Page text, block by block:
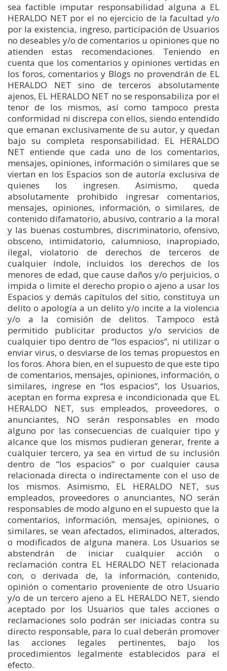
sea factible imputar responsabilidad alguna a EL
HERALDO NET por el no ejercicio de la facultad y/o
por la existencia, ingreso, participación de Usuarios
no deseables y/o de comentarios u opiniones que no
atienden estas recomendaciones. Teniendo en
cuenta que los comentarios y opiniones vertidas en
los foros, comentarios y Blogs no provendrán de EL
HERALDO NET sino de terceros absolutamente
ajenos, EL HERALDO NET no se responsabiliza por el
tenor de los mismos, así como tampoco presta
conformidad ni discrepa con ellos, siendo entendido
que emanan exclusivamente de su autor, y quedan
bajo su completa responsabilidad. EL HERALDO
NET entiende que cada uno de los comentarios,
mensajes, opiniones, información o similares que se
viertan en los Espacios son de autoría exclusiva de
quienes los ingresen. Asimismo, queda
absolutamente prohibido ingresar comentarios,
mensajes, opiniones, información, o similares, de
contenido difamatorio, abusivo, contrario a la moral
y las buenas costumbres, discriminatorio, ofensivo,
obsceno, intimidatorio, calumnioso, inapropiado,
ilegal, violatorio de derechos de terceros de
cualquier índole, incluidos los derechos de los
menores de edad, que cause daños y/o perjuicios, o
impida o limite el derecho propio o ajeno a usar los
Espacios y demás capítulos del sitio, constituya un
delito o apología a un delito y/o incite a la violencia
y/o a la comisión de delitos. Tampoco está
permitido publicitar productos y/o servicios de
cualquier tipo dentro de “los espacios”, ni utilizar o
enviar virus, o desviarse de los temas propuestos en
los foros. Ahora bien, en el supuesto de que este tipo
de comentarios, mensajes, opiniones, información, o
similares, ingrese en “los espacios”, los Usuarios,
aceptan en forma expresa e incondicionada que EL
HERALDO NET, sus empleados, proveedores, o
anunciantes, NO serán responsables en modo
alguno por las consecuencias de cualquier tipo y
alcance que los mismos pudieran generar, frente a
cualquier tercero, ya sea en virtud de su inclusión
dentro de “los espacios” o por cualquier causa
relacionada directa o indirectamente con el uso de
los mismos. Asimismo, EL HERALDO NET, sus
empleados, proveedores o anunciantes, NO serán
responsables de modo alguno en el supuesto que la
comentarios, información, mensajes, opiniones, o
similares, se vean afectados, eliminados, alterados,
o modificados de alguna manera. Los Usuarios se
abstendrán de iniciar cualquier acción o
reclamación contra EL HERALDO NET relacionada
con, o derivada de, la información, contenido,
opinión o comentario proveniente de otro Usuario
y/o de un tercero ajeno a EL HERALDO NET, siendo
aceptado por los Usuarios que tales acciones o
reclamaciones solo podrán ser iniciadas contra su
directo responsable, para lo cual deberán promover
las acciones legales pertinentes, bajo los
procedimientos legalmente establecidos para el
efecto.